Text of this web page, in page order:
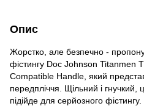
Опис
Жорстко, але безпечно -
фістингу Doc Johnson Titanmen
Compatible Handle, який
передпліччя. Щільний і гнучкий,
підійде для серйозного